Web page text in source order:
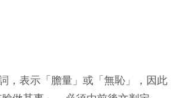
，表示「膽量」或「無恥」，因此